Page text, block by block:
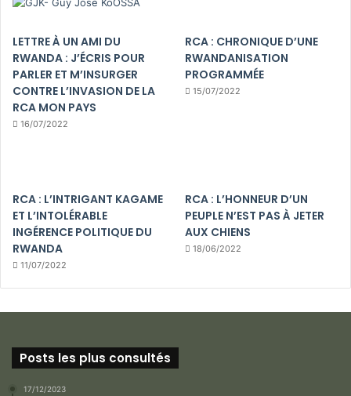
LETTRE À UN AMI DU
RWANDA : J’ÉCRIS POUR
PARLER ET M’INSURGER
CONTRE L’INVASION DE LA
RCA MON PAYS
16/07/2022
RCA : CHRONIQUE D’UNE
RWANDANISATION
PROGRAMMÉE
15/07/2022
RCA : L’INTRIGANT KAGAME
ET L’INTOLÉRABLE
INGÉRENCE POLITIQUE DU
RWANDA
11/07/2022
RCA : L’HONNEUR D’UN
PEUPLE N’EST PAS À JETER
AUX CHIENS
18/06/2022
Posts les plus consultés
17/12/2023